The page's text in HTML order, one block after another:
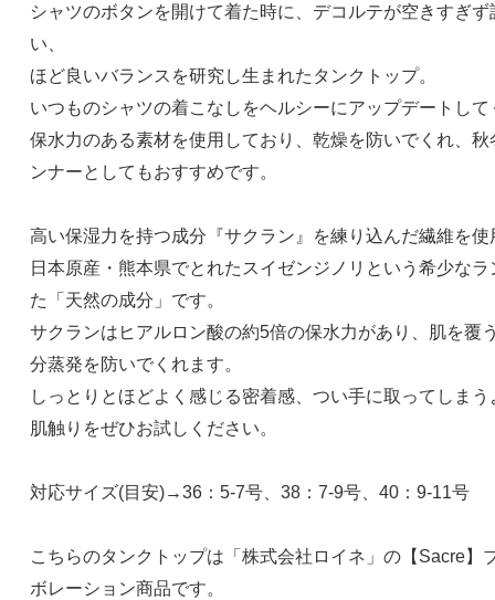
シャツのボタンを開けて着た時に、デコルテが空きすぎ
い、
ほど良いバランスを研究し生まれたタンクトップ。
いつものシャツの着こなしをヘルシーにアップデートして
保水力のある素材を使用しており、乾燥を防いでくれ、
ンナーとしてもおすすめです。
高い保湿力を持つ成分『サクラン』を練り込んだ繊維を使
日本原産・熊本県でとれたスイゼンジノリという希少な
た「天然の成分」です。
サクランはヒアルロン酸の約5倍の保水力があり、肌を覆
分蒸発を防いでくれます。
しっとりとほどよく感じる密着感、つい手に取ってしま
肌触りをぜひお試しください。
対応サイズ(目安)→36：5-7号、38：7-9号、40：9-11号
こちらのタンクトップは「株式会社ロイネ」の【Sacre】
ボレーション商品です。